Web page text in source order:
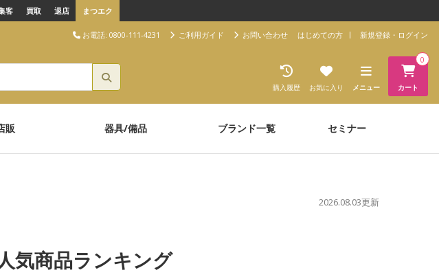
客 買取 退店 まつエク
お電話: 0800-111-4231 ご利用ガイド お問い合わせ はじめての方 新規登録・ログイン
カート
0
メニュー
お気に入り
購入履歴
販 器具/備品 ブランド一覧 セミナー
2026.08.03更新
気商品ランキング